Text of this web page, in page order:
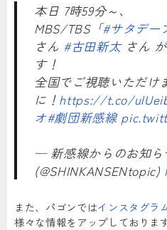
本日 7時59分～、
MBS/TBS「#サタデー
さん #古田新太さん が
す！
全国でご視聴いただけ
に！ https://t.co/
オ#劇団新感線
— 新感線からのお知ら
(@SHINKANSENtopic)
また、パゴンではインスタグラ
様々な情報をアップしておりま